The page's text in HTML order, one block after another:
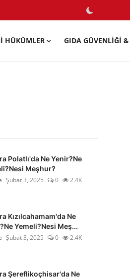
HÜKÜMLER GIDA GÜVENLIĞI
Polatlı'da Ne Yenir?Ne
Meşhur?
Şubat 3, 2025 0 2.4K
Kızılcahamam'da Ne
Yemeli?Nesi Meş...
Şubat 3, 2025 0 2.4K
Şereflikoçhisar'da Ne